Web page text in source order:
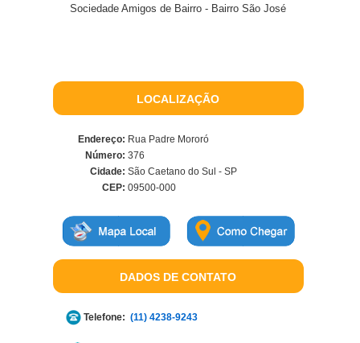
Sociedade Amigos de Bairro - Bairro São José
LOCALIZAÇÃO
Endereço: Rua Padre Mororó
Número: 376
Cidade: São Caetano do Sul - SP
CEP: 09500-000
DADOS DE CONTATO
Telefone: (11) 4238-9243